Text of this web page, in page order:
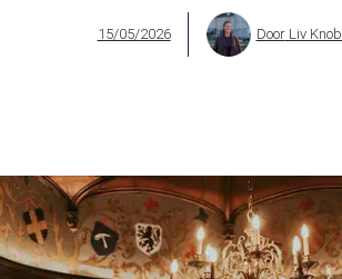
15/05/2026 DoorLiv